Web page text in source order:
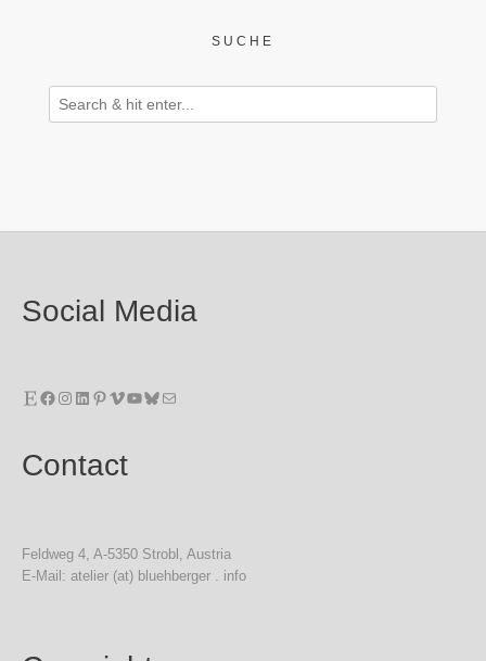
SUCHE
Social Media
EtsyFacebook
Instagram
LinkedIn
Pinterest
Vimeo
YouTube
Bluesky
E-Mail
Contact
Feldweg 4, A-5350 Strobl, Austria
E-Mail: atelier (at) bluehberger . info